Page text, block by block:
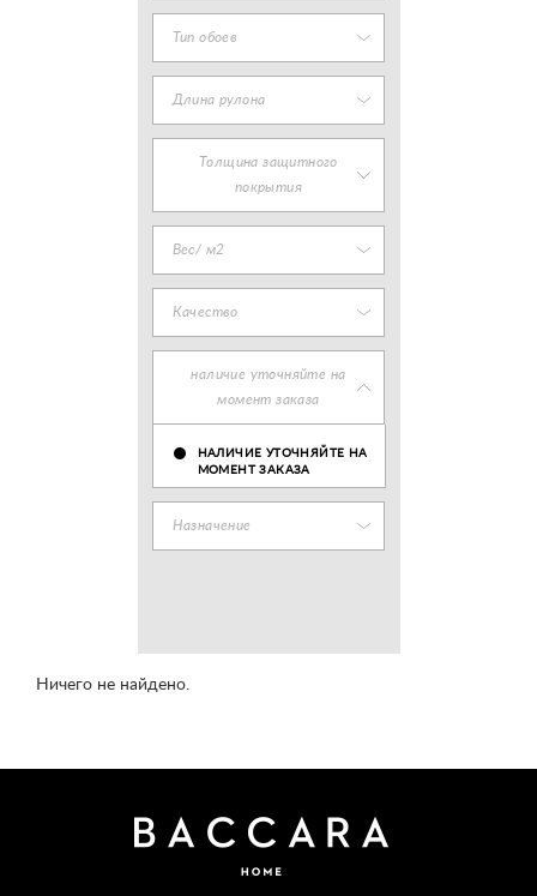
Тип обоев
Длина рулона
Толщина защитного
покрытия
Вес/ м2
Качество
наличие уточняйте на
момент заказа
НАЛИЧИЕ УТОЧНЯЙТЕ НА
МОМЕНТ ЗАКАЗА
Назначение
Ничего не найдено.